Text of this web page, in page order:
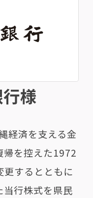
様
経済を支える金
帰を控えた1972
更するとともに
当行株式を県民